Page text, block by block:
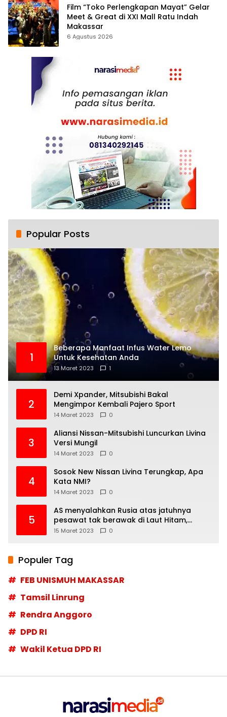
Film “Toko Perlengkapan Mayat” Gelar
Meet & Great di XXI Mall Ratu Indah
Makassar
6 Agustus 2026
Popular Posts
1
Beberapa Manfaat Infus Water Lemo
Untuk Kesehatan Anda
13 Maret 2023 1
2
Demi Xpander, Mitsubishi Bakal
Mengimpor Kembali Pajero Sport
14 Maret 2023 0
3
Aliansi Nissan-Mitsubishi Luncurkan Livina
Versi Mungil
14 Maret 2023 0
4
Sosok New Nissan Livina Terungkap, Apa
Kata NMI?
14 Maret 2023 0
5
AS menyalahkan Rusia atas jatuhnya
pesawat tak berawak di Laut Hitam,
Moskow menyangkal
15 Maret 2023 0
Populer Tag
FEB UNISMUH MAKASSAR
Tamsil Linrung
Rendra Anggoro
DPD RI
Wakil Ketua DPD RI